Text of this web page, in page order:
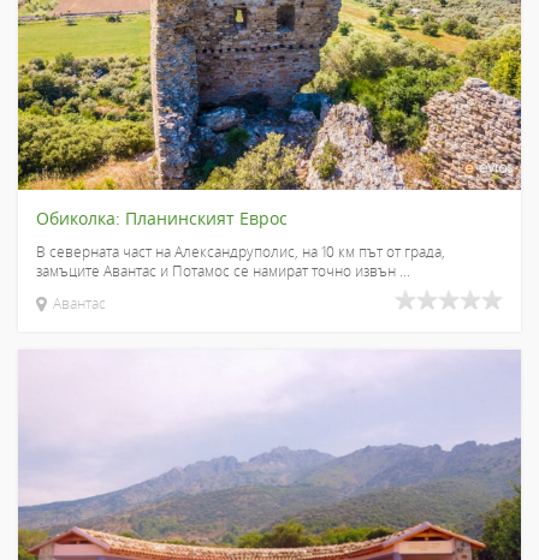
Обиколка: Планинският Еврос
В северната част на Александруполис, на 10 км път от града,
замъците Авантас и Потамос се намират точно извън ...
Авантас